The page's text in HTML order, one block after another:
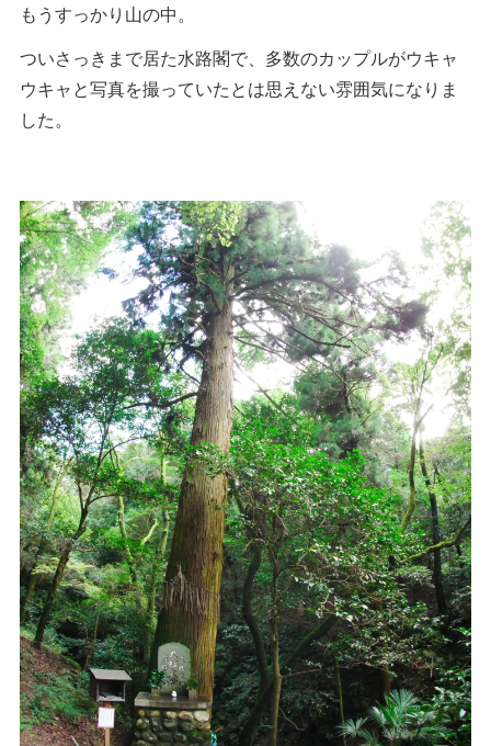
もうすっかり山の中。
ついさっきまで居た水路閣で、多数のカップルがウキャ
ウキャと写真を撮っていたとは思えない雰囲気になりま
した。